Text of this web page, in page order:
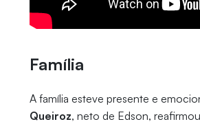
Família
A família esteve presente e
Queiroz, neto de Edson,